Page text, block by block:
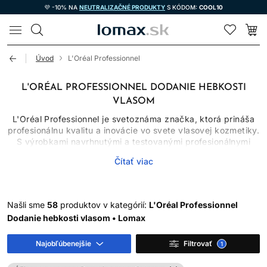
💜 -10% NA NEUTRALIZAČNÉ PRODUKTY S KÓDOM: COOL10
LOMAX
Úvod L'Oréal Professionnel
L'ORÉAL PROFESSIONNEL DODANIE HEBKOSTI
VLASOM
L'Oréal Professionnel je svetoznáma značka, ktorá prináša
profesionálnu kvalitu a inovácie vo svete vlasovej kozmetiky.
S výrobkami navrhnutými a testovanými profesionálnymi
každý vlasový typ a potrebu.
VLASOVÚ KOZMETIKU
ZNAČKY L'ORÉAL
PROFESSIONNEL?
Čítať viac
Našli sme 58 produktov v kategórií: L'Oréal Professionnel
Dodanie hebkosti vlasom • Lomax
Najobľúbenejšie Filtrovať 1